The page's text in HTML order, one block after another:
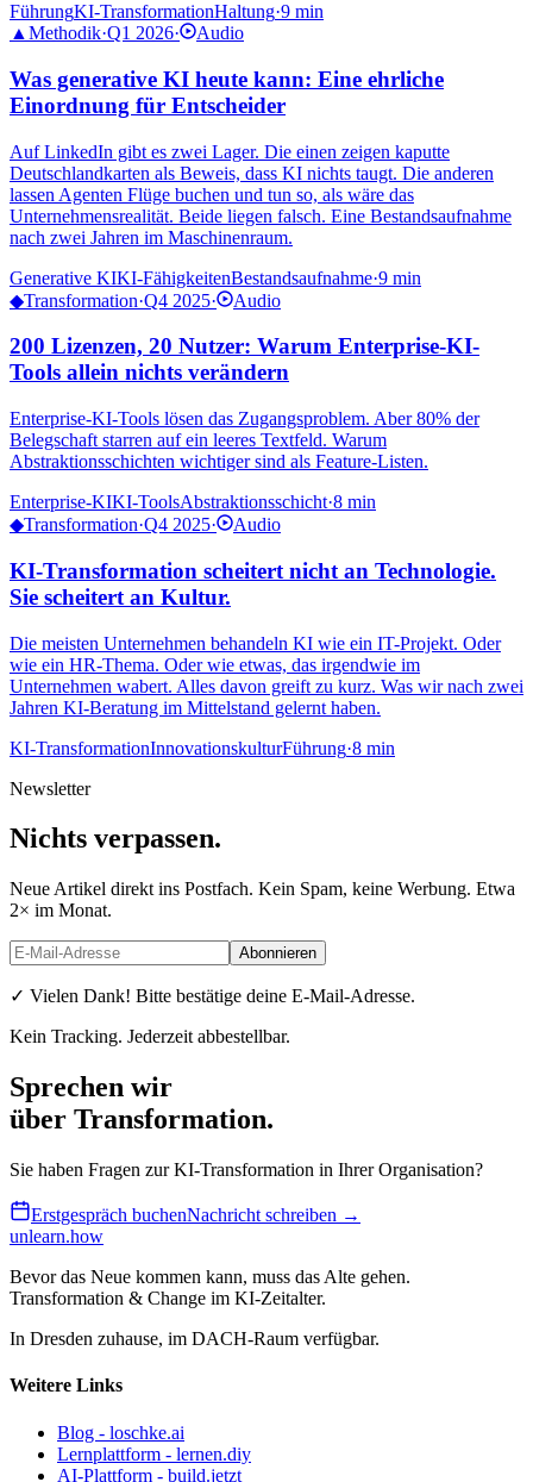
FührungKI-TransformationHaltung·9 min
▲ Methodik·Q1 2026· Audio
Was generative KI heute kann: Eine ehrliche
Einordnung für Entscheider
Auf LinkedIn gibt es zwei Lager. Die einen zeigen kaputte
Deutschlandkarten als Beweis, dass KI nichts taugt. Die anderen
lassen Agenten Flüge buchen und tun so, als wäre das
Unternehmensrealität. Beide liegen falsch. Eine Bestandsaufnahme
nach zwei Jahren im Maschinenraum.
Generative KIKI-FähigkeitenBestandsaufnahme·9 min
◆Transformation·Q4 2025· Audio
200 Lizenzen, 20 Nutzer: Warum Enterprise-KI-
Tools allein nichts verändern
Enterprise-KI-Tools lösen das Zugangsproblem. Aber 80% der
Belegschaft starren auf ein leeres Textfeld. Warum
Abstraktionsschichten wichtiger sind als Feature-Listen.
Enterprise-KIKI-ToolsAbstraktionsschicht·8 min
◆Transformation·Q4 2025· Audio
KI-Transformation scheitert nicht an Technologie.
Sie scheitert an Kultur.
Die meisten Unternehmen behandeln KI wie ein IT-Projekt. Oder
wie ein HR-Thema. Oder wie etwas, das irgendwie im
Unternehmen wabert. Alles davon greift zu kurz. Was wir nach zwei
Jahren KI-Beratung im Mittelstand gelernt haben.
KI-TransformationInnovationskulturFührung·8 min
Newsletter
Nichts verpassen.
Neue Artikel direkt ins Postfach. Kein Spam, keine Werbung. Etwa
2× im Monat.
Abonnieren
✓ Vielen Dank! Bitte bestätige deine E-Mail-Adresse.
Kein Tracking. Jederzeit abbestellbar.
Sprechen wir
über Transformation.
Sie haben Fragen zur KI-Transformation in Ihrer Organisation?
Erstgespräch buchenNachricht schreiben →
unlearn.how
Bevor das Neue kommen kann, muss das Alte gehen.
Transformation & Change im KI-Zeitalter.
In Dresden zuhause, im DACH-Raum verfügbar.
Weitere Links
Blog - loschke.ai
Lernplattform - lernen.diy
AI-Plattform - build.jetzt